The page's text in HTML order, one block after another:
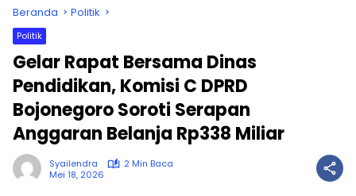
Beranda Politik
Politik
Gelar Rapat Bersama Dinas
Pendidikan, Komisi C DPRD
Bojonegoro Soroti Serapan
Anggaran Belanja Rp338 Miliar
Syailendra
2 Min Baca
Mei 18, 2026